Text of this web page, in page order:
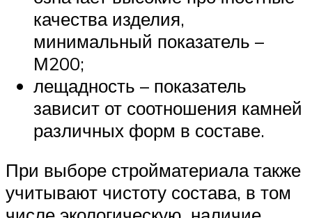
качества изделия,
минимальный показатель –
М200;
лещадность – показатель
зависит от соотношения камней
различных форм в составе.
При выборе стройматериала также
учитывают чистоту состава, в том